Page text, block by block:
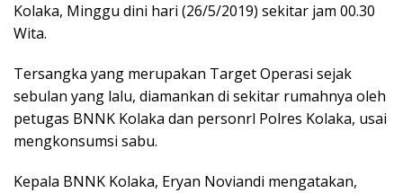
Kolaka, Minggu dini hari (26/5/2019) sekitar jam 00.30
Wita.
Tersangka yang merupakan Target Operasi sejak
sebulan yang lalu, diamankan di sekitar rumahnya oleh
petugas BNNK Kolaka dan personrl Polres Kolaka, usai
mengkonsumsi sabu.
Kepala BNNK Kolaka, Eryan Noviandi mengatakan,